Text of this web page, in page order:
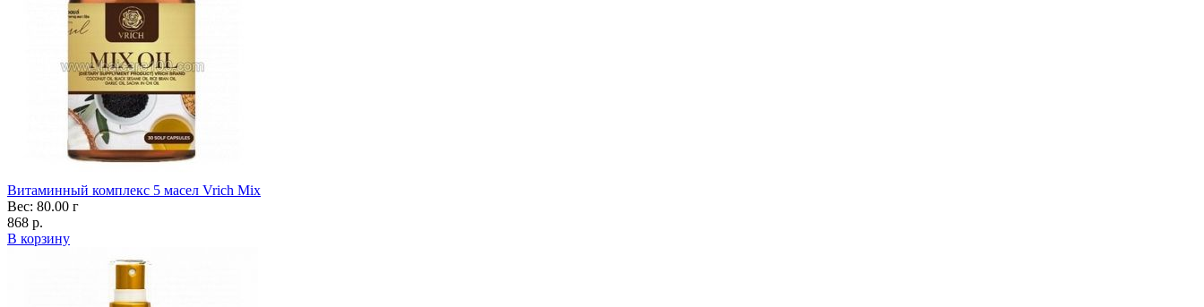
Витаминный комплекс 5 масел Vrich Mix
Вес: 80.00 г
868 р.
В корзину